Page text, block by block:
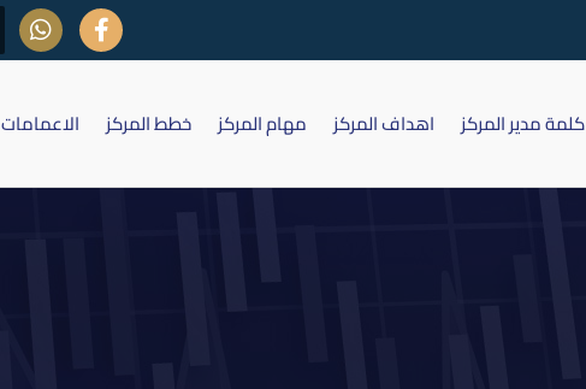
كلمة مدير المركز اهداف المركز مهام المركز خطط المركز الاعمامات